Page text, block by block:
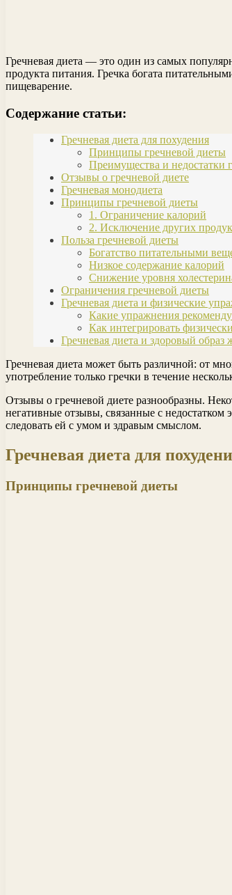
Гречневая диета — это один из самых
продукта питания. Гречка богата
пищеварение.
Содержание статьи:
Гречневая диета для похудения
Принципы гречневой диеты
Преимущества и недостатки
Отзывы о гречневой диете
Гречневая монодиета
Принципы гречневой диеты
1. Ограничение калорий
2. Исключение других
Польза гречневой диеты
Богатство питательными
Низкое содержание калорий
Снижение уровня
Ограничения гречневой диеты
Гречневая диета и физические
Какие упражнения
Как интегрировать
Гречневая диета и здоровый образ
Гречневая диета может быть различной: от
употребление только гречки в течение
Отзывы о гречневой диете разнообразны.
негативные отзывы, связанные с недостатком
следовать ей с умом и здравым смыслом.
Гречневая диета для
Принципы гречневой диеты